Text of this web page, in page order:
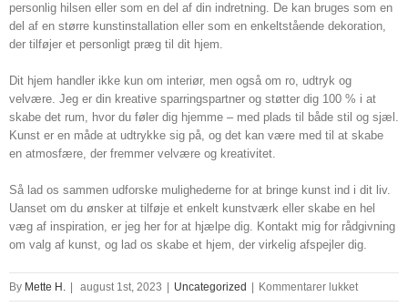
personlig hilsen eller som en del af din indretning. De kan bruges som en
del af en større kunstinstallation eller som en enkeltstående dekoration,
der tilføjer et personligt præg til dit hjem.
Dit hjem handler ikke kun om interiør, men også om ro, udtryk og
velvære. Jeg er din kreative sparringspartner og støtter dig 100 % i at
skabe det rum, hvor du føler dig hjemme – med plads til både stil og sjæl.
Kunst er en måde at udtrykke sig på, og det kan være med til at skabe
en atmosfære, der fremmer velvære og kreativitet.
Så lad os sammen udforske mulighederne for at bringe kunst ind i dit liv.
Uanset om du ønsker at tilføje et enkelt kunstværk eller skabe en hel
væg af inspiration, er jeg her for at hjælpe dig. Kontakt mig for rådgivning
om valg af kunst, og lad os skabe et hjem, der virkelig afspejler dig.
By Mette H. august 1st, 2023 Uncategorized Kommentarer lukkettil
city